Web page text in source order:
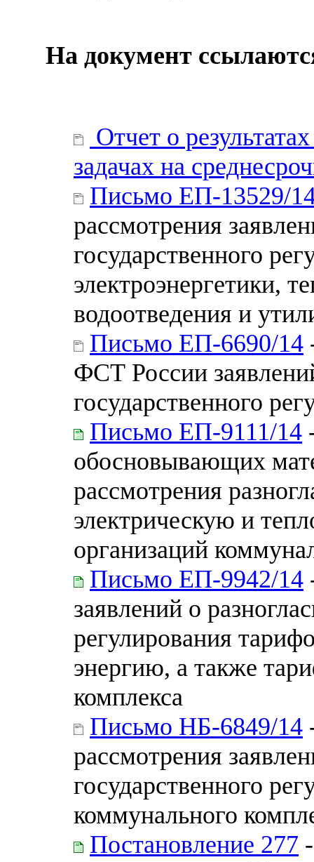
На документ
Отчет о
задачах на
Письмо ЕП-13529/
рассмотрения
государственного
электроэнергетики,
водоотведения и
Письмо ЕП-6690/14
ФСТ России
государственного
Письмо ЕП-9111/14
обосновывающих
рассмотрения
электрическую и
организаций
Письмо ЕП-9942/14
заявлений о
регулирования
энергию, а также
комплекса
Письмо НБ-6849/14
рассмотрения
государственного
коммунального
Постановление 277